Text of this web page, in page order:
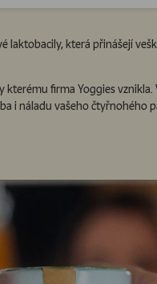
laktobacily, která přinášejí
firma Yoggies vznikla.
i náladu vašeho čtyřnohého